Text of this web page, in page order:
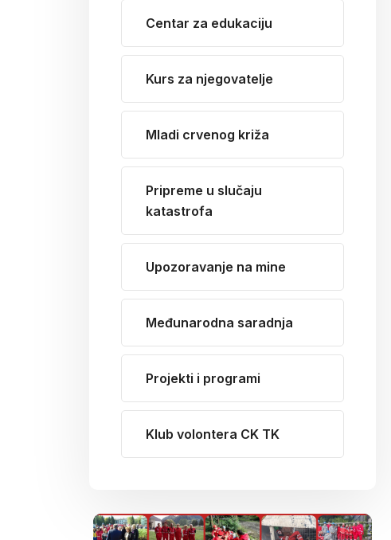
Centar za edukaciju
Kurs za njegovatelje
Mladi crvenog križa
Pripreme u slučaju
katastrofa
Upozoravanje na mine
Međunarodna saradnja
Projekti i programi
Klub volontera CK TK